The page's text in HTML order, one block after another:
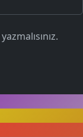
yazmalısınız.